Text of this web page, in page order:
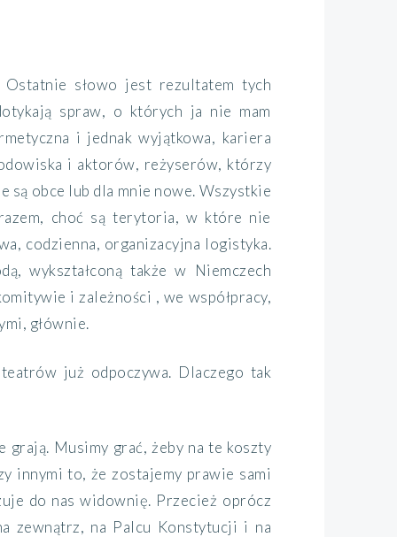
słowo jest rezultatem tych
spraw, o których ja nie mam
i jednak wyjątkowa, kariera
i aktorów, reżyserów, którzy
są obce lub dla mnie nowe. Wszystkie
choć są terytoria, w które nie
codzienna, organizacyjna logistyka.
wykształconą także w Niemczech
i zależności , we współpracy,
głównie.
już odpoczywa. Dlaczego tak
grają. Musimy grać, żeby na te koszty
innymi to, że zostajemy prawie sami
do nas widownię. Przecież oprócz
zewnątrz, na Palcu Konstytucji i na